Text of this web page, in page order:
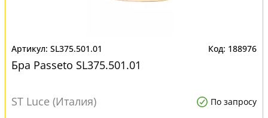
SL375.501.01 188976
Бра Passeto SL375.501.01
ST Luce (Италия) По запросу